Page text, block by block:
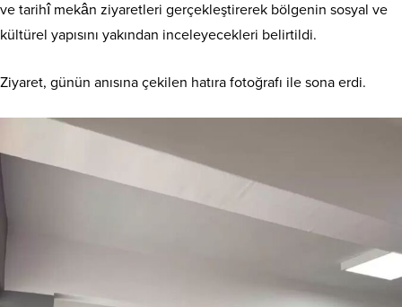
ve tarihî mekân ziyaretleri gerçekleştirerek bölgenin sosyal ve
kültürel yapısını yakından inceleyecekleri belirtildi.
Ziyaret, günün anısına çekilen hatıra fotoğrafı ile sona erdi.